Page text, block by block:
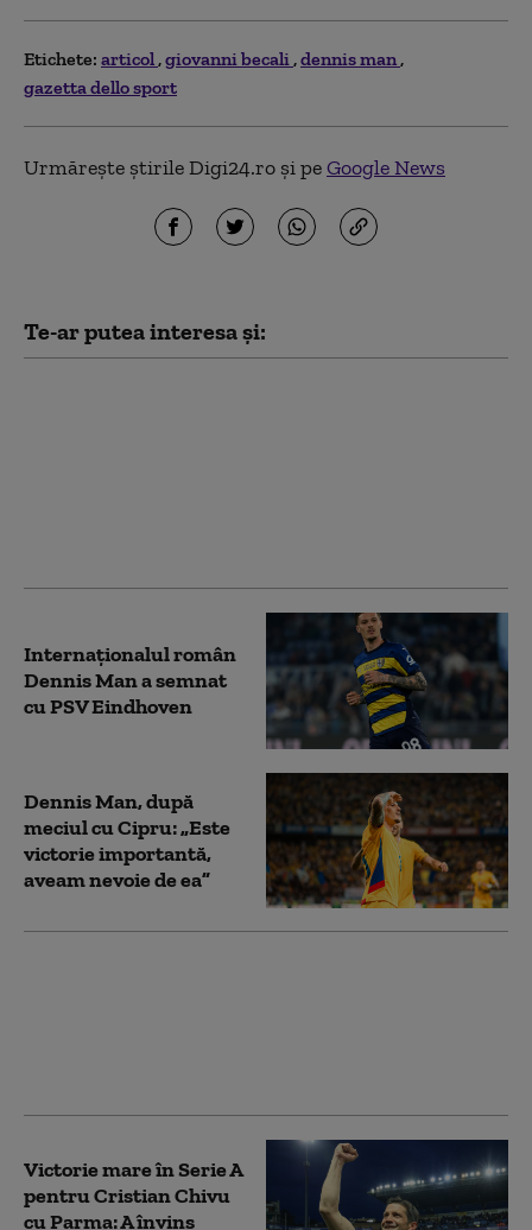
Etichete: articol giovanni becali dennis man
gazetta dello sport
Urmărește știrile Digi24.ro și peGoogle News
Te-ar putea interesa și:
Internaţionalul român
Dennis Man a semnat
cu PSV Eindhoven
Dennis Man, după
meciul cu Cipru: „Este
victorie importantă,
aveam nevoie de ea”
Victorie mare în Serie A
pentru Cristian Chivu
cu Parma: A învins